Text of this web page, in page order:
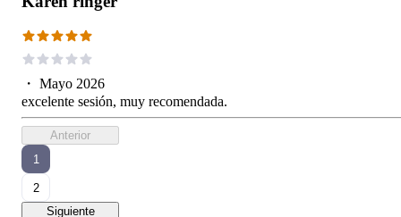
・ Mayo 2026
excelente sesión, muy recomendada.
Anterior
1
2
Siguiente